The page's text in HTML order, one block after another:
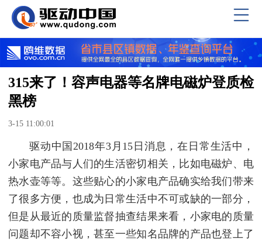
315来了！容声电器等名牌电磁炉登质检
黑榜
3-15 11:00:01
驱动中国2018年3月15日消息，在日常生活中，
小家电产品与人们的生活密切相关，比如电磁炉、电
热水壶等等。这些贴心的小家电产品确实给我们带来
了很多方便，也成为日常生活中不可或缺的一部分，
但是从最近的质量监督抽查结果来看，小家电的质量
问题却不容小视，甚至一些知名品牌的产品也登上了